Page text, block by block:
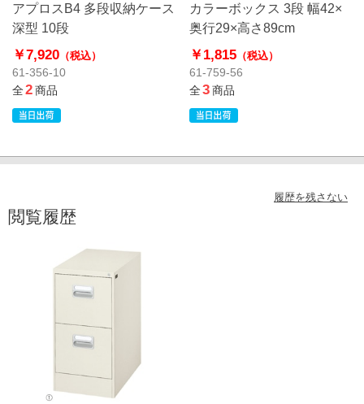
アプロスB4 多段収納ケース
深型 10段
￥7,920 （税込）
61-356-10
全2商品
カラーボックス 3段 幅42×
奥行29×高さ89cm
￥1,815（税込）
61-759-56
全3商品
履歴を残さない
閲覧履歴